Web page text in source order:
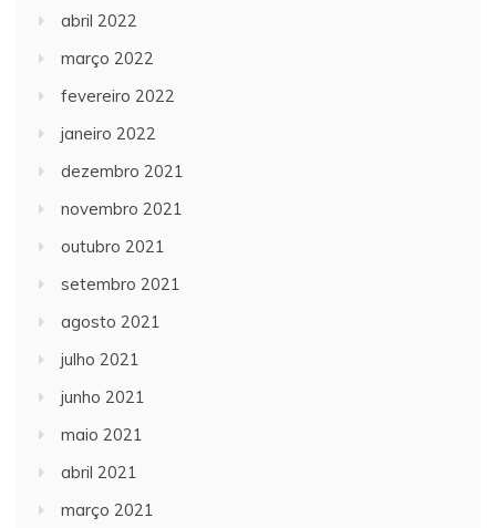
abril 2022
março 2022
fevereiro 2022
janeiro 2022
dezembro 2021
novembro 2021
outubro 2021
setembro 2021
agosto 2021
julho 2021
junho 2021
maio 2021
abril 2021
março 2021